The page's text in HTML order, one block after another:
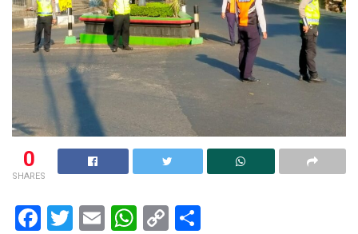
0
SHARES
F
T
E
W C